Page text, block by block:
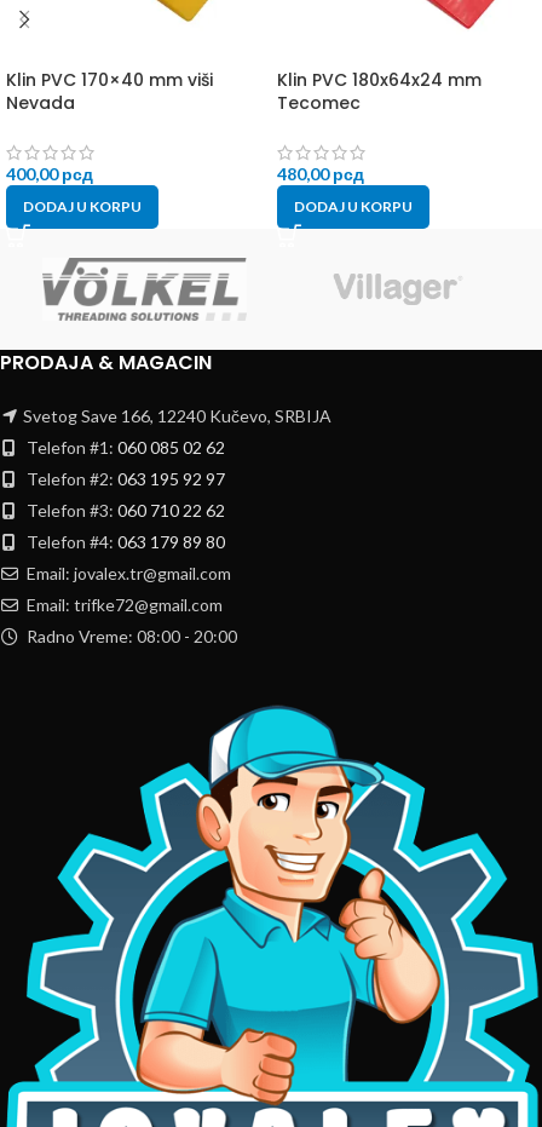
Klin PVC 170×40 mm viši
Nevada
400,00рсд
DODAJ U KORPU
Klin PVC 180x64x24 mm
Tecomec
480,00рсд
DODAJ U KORPU
PRODAJA & MAGACIN
Svetog Save 166, 12240 Kučevo, SRBIJA
Telefon #1: 060 085 02 62
Telefon #2: 063 195 92 97
Telefon #3: 060 710 22 62
Telefon #4: 063 179 89 80
Email: jovalex.tr@gmail.com
Email: trifke72@gmail.com
Radno Vreme: 08:00 - 20:00